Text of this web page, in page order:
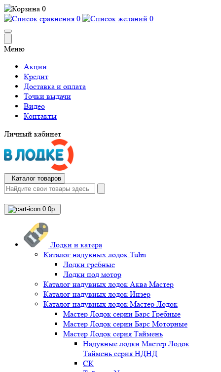
0
0
0
Меню
Акции
Кредит
Доставка и оплата
Точки выдачи
Видео
Контакты
Личный кабинет
Каталог товаров
0 0р.
Лодки и катера
Каталог надувных лодок Tulin
Лодки гребные
Лодки под мотор
Каталог надувных лодок Аква Мастер
Каталог надувных лодок Инзер
Каталог надувных лодок Мастер Лодок
Мастер Лодок серии Барс Гребные
Мастер Лодок серии Барс Моторные
Мастер Лодок серия Таймень
Надувные лодки Мастер Лодок
Таймень серия НДНД
СК